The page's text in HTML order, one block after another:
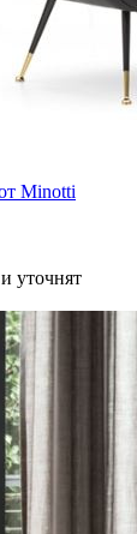
Minotti
уточнят